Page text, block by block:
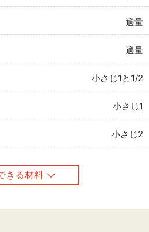
適量
適量
小さじ1と1/2
小さじ1
小さじ2
きる材料